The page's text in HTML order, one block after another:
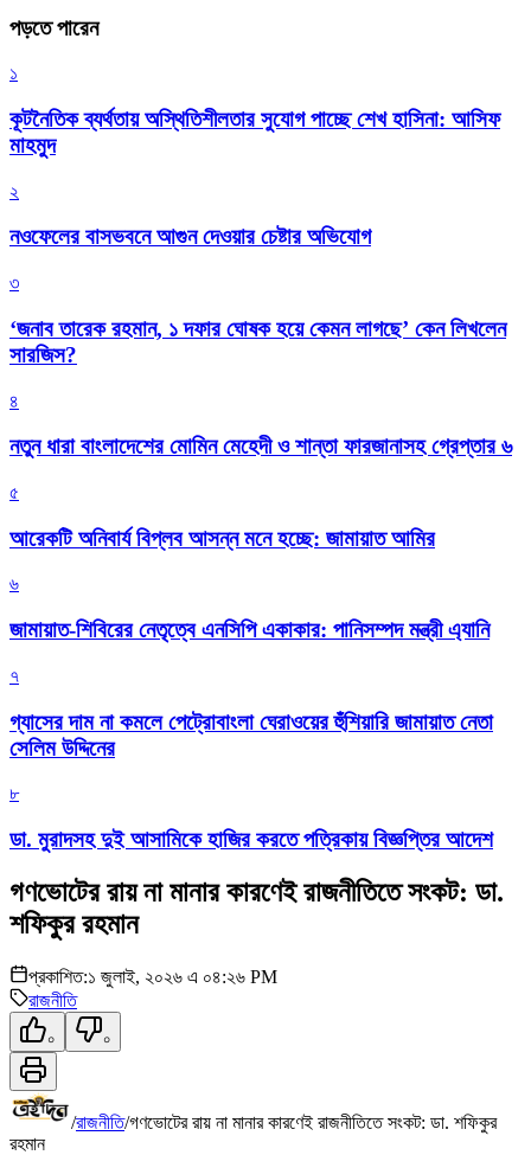
পড়তে পারেন
১
কূটনৈতিক ব্যর্থতায় অস্থিতিশীলতার সুযোগ পাচ্ছে শেখ হাসিনা: আসিফ
মাহমুদ
২
নওফেলের বাসভবনে আগুন দেওয়ার চেষ্টার অভিযোগ
৩
‘জনাব তারেক রহমান, ১ দফার ঘোষক হয়ে কেমন লাগছে’ কেন লিখলেন
সারজিস?
৪
নতুন ধারা বাংলাদেশের মোমিন মেহেদী ও শান্তা ফারজানাসহ গ্রেপ্তার ৬
৫
আরেকটি অনিবার্য বিপ্লব আসন্ন মনে হচ্ছে: জামায়াত আমির
৬
জামায়াত-শিবিরের নেতৃত্বে এনসিপি একাকার: পানিসম্পদ মন্ত্রী এ্যানি
৭
গ্যাসের দাম না কমলে পেট্রোবাংলা ঘেরাওয়ের হুঁশিয়ারি জামায়াত নেতা
সেলিম উদ্দিনের
৮
ডা. মুরাদসহ দুই আসামিকে হাজির করতে পত্রিকায় বিজ্ঞপ্তির আদেশ
গণভোটের রায় না মানার কারণেই রাজনীতিতে সংকট: ডা.
শফিকুর রহমান
প্রকাশিত:১ জুলাই, ২০২৬ এ ০৪:২৬ PM
রাজনীতি
০ ০
/রাজনীতি/গণভোটের রায় না মানার কারণেই রাজনীতিতে সংকট: ডা. শফিকুর
রহমান